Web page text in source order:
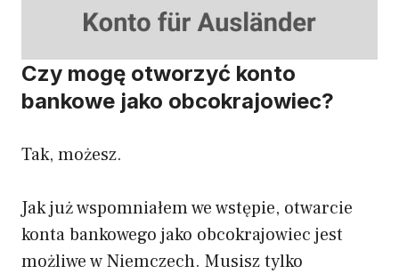
Czy mogę otworzyć konto
bankowe jako obcokrajowiec?
Tak, możesz.
Jak już wspomniałem we wstępie, otwarcie
konta bankowego jako obcokrajowiec jest
możliwe w Niemczech. Musisz tylko